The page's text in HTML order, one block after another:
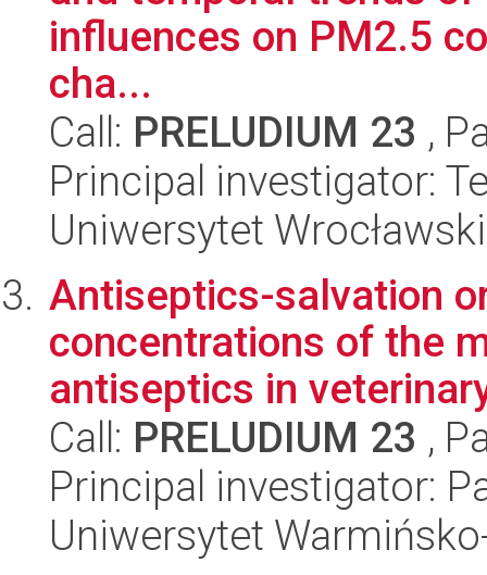
influences on PM2.5
cha...
Call: PRELUDIUM 23 ,
Principal investigator:
Uniwersytet Wrocławski
Antiseptics-salvation
concentrations of the
antiseptics in
Call: PRELUDIUM 23 ,
Principal investigator:
Uniwersytet